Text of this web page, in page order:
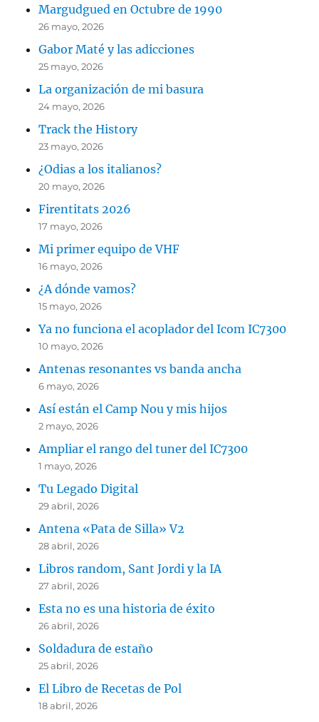
Margudgued en Octubre de 1990
26 mayo, 2026
Gabor Maté y las adicciones
25 mayo, 2026
La organización de mi basura
24 mayo, 2026
Track the History
23 mayo, 2026
¿Odias a los italianos?
20 mayo, 2026
Firentitats 2026
17 mayo, 2026
Mi primer equipo de VHF
16 mayo, 2026
¿A dónde vamos?
15 mayo, 2026
Ya no funciona el acoplador del Icom IC7300
10 mayo, 2026
Antenas resonantes vs banda ancha
6 mayo, 2026
Así están el Camp Nou y mis hijos
2 mayo, 2026
Ampliar el rango del tuner del IC7300
1 mayo, 2026
Tu Legado Digital
29 abril, 2026
Antena «Pata de Silla» V2
28 abril, 2026
Libros random, Sant Jordi y la IA
27 abril, 2026
Esta no es una historia de éxito
26 abril, 2026
Soldadura de estaño
25 abril, 2026
El Libro de Recetas de Pol
18 abril, 2026